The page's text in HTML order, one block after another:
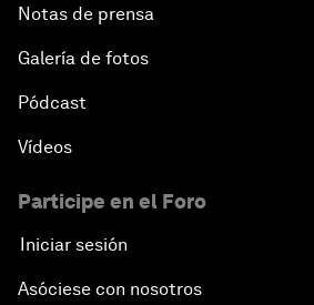
Notas de prensa
Galería de fotos
Pódcast
Vídeos
Participe en el Foro
Iniciar sesión
Asóciese con nosotros